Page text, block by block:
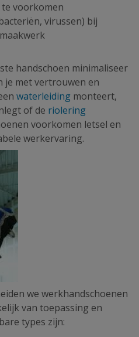
voorkomen
virussen) bij
handschoen minimaliseer
je met vertrouwen en
waterleiding monteert,
of de riolering
voorkomen letsel en
werkervaring.
we werkhandschoenen
van toepassing en
types zijn: